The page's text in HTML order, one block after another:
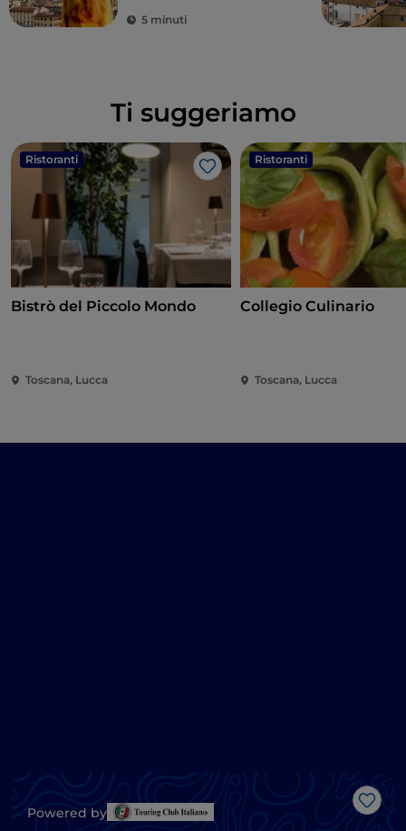
5 minuti
Ti suggeriamo
Ristoranti
Like
Bistrò del Piccolo Mondo
Toscana, Lucca
Ristoranti
Collegio Culinario
Toscana, Lucca
Like
Powered by